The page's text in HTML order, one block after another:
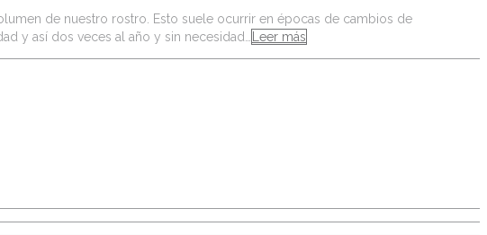
de nuestro rostro. Esto suele ocurrir en épocas de cambios de
y así dos veces al año y sin necesidad…
Leer más